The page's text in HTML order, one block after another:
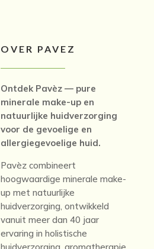
OVER PAVEZ
Ontdek Pavèz — pure
minerale make-up en
natuurlijke huidverzorging
voor de gevoelige en
allergiegevoelige huid.
Pavèz combineert
hoogwaardige minerale make-
up met natuurlijke
huidverzorging, ontwikkeld
vanuit meer dan 40 jaar
ervaring in holistische